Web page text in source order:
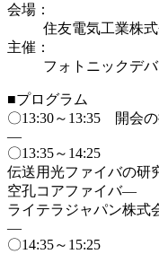
会場：
住友電気工業株
主催：
フォトニックデ
■プログラム
〇13:30～13:35 開
—
〇13:35～14:25
伝送用光ファイバの
空孔コアファイバ―
ライテラジャパン株
—
〇14:35～15:25